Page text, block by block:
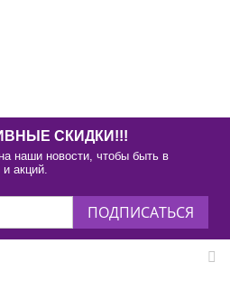
обоев
СКИДКИ!!!
наши новости, чтобы быть в
акций.